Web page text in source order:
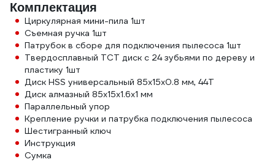
Комплектация
Циркулярная мини-пила 1шт
Съемная ручка 1шт
Патрубок в сборе для подключения пылесоса 1шт
Твердосплавный ТСТ диск с 24 зубьями по дереву и
пластику 1шт
Диск HSS универсальный 85x15x0.8 мм, 44T
Диск алмазный 85x15x1.6x1 мм
Параллельный упор
Крепление ручки и патрубка подключения пылесоса
Шестигранный ключ
Инструкция
Сумка